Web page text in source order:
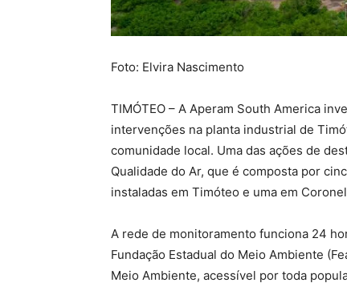
Foto: Elvira Nascimento
TIMÓTEO – A Aperam South America
intervenções na planta industrial de
comunidade local. Uma das ações de
Qualidade do Ar, que é composta por
instaladas em Timóteo e uma em
A rede de monitoramento funciona 24
Fundação Estadual do Meio Ambiente
Meio Ambiente, acessível por toda